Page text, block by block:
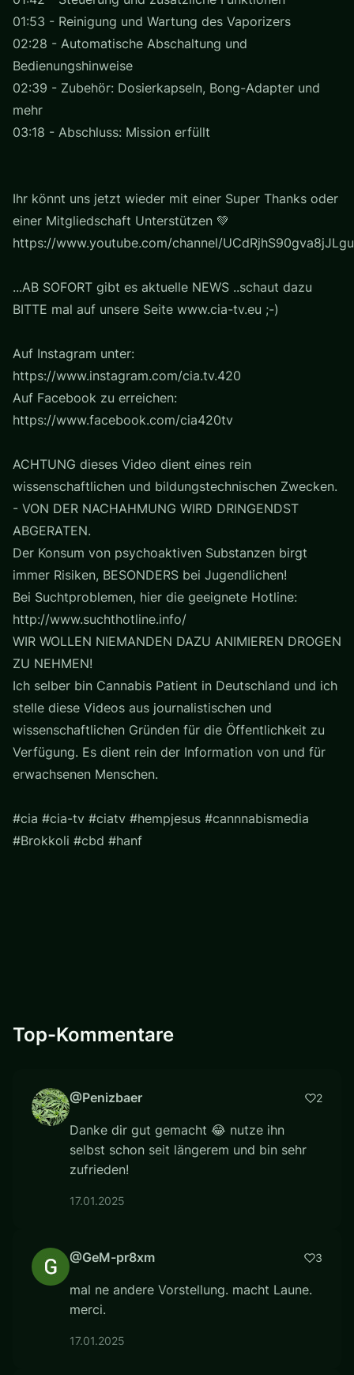
01:53 - Reinigung und Wartung des Vaporizers
02:28 - Automatische Abschaltung und
Bedienungshinweise
02:39 - Zubehör: Dosierkapseln, Bong-Adapter und
mehr
03:18 - Abschluss: Mission erfüllt
Ihr könnt uns jetzt wieder mit einer Super Thanks oder
einer Mitgliedschaft Unterstützen 💚
https://www.youtube.com/channel/
...AB SOFORT gibt es aktuelle NEWS ..schaut dazu
BITTE mal auf unsere Seite www.cia-tv.eu ;-)
Auf Instagram unter:
https://www.instagram.com/cia.tv.420
Auf Facebook zu erreichen:
https://www.facebook.com/cia420tv
ACHTUNG dieses Video dient eines rein
wissenschaftlichen und bildungstechnischen Zwecken.
- VON DER NACHAHMUNG WIRD DRINGENDST
ABGERATEN.
Der Konsum von psychoaktiven Substanzen birgt
immer Risiken, BESONDERS bei Jugendlichen!
Bei Suchtproblemen, hier die geeignete Hotline:
http://www.suchthotline.info/
WIR WOLLEN NIEMANDEN DAZU ANIMIEREN DROGEN
ZU NEHMEN!
Ich selber bin Cannabis Patient in Deutschland und ich
stelle diese Videos aus journalistischen und
wissenschaftlichen Gründen für die Öffentlichkeit zu
Verfügung. Es dient rein der Information von und für
erwachsenen Menschen.
#cia #cia-tv #ciatv #hempjesus #cannnabismedia
#Brokkoli #cbd #hanf
Top-Kommentare
@Penizbaer 2
Danke dir gut gemacht 😂 nutze ihn
selbst schon seit längerem und bin sehr
zufrieden!
17.01.2025
@GeM-pr8xm 3
mal ne andere Vorstellung. macht Laune.
merci.
17.01.2025